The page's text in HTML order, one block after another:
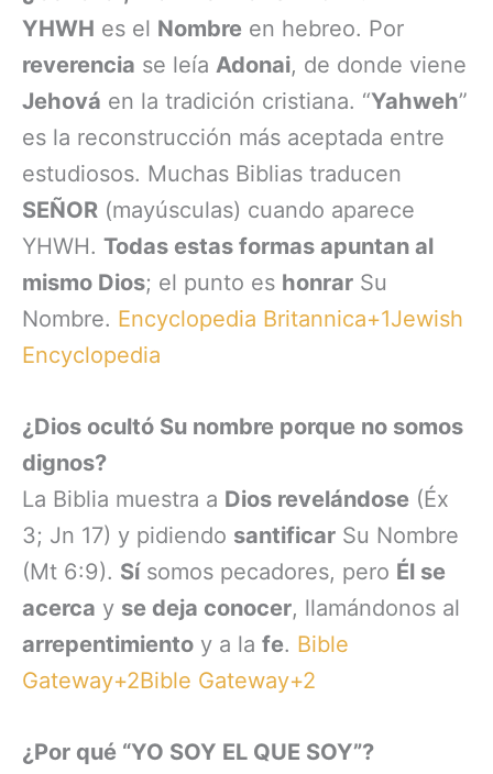
YHWH es el Nombre en hebreo. Por
reverencia se leía Adonai, de donde viene
Jehová en la tradición cristiana. “Yahweh”
es la reconstrucción más aceptada entre
estudiosos. Muchas Biblias traducen
SEÑOR (mayúsculas) cuando aparece
YHWH. Todas estas formas apuntan al
mismo Dios; el punto es honrar Su
Nombre. Encyclopedia Britannica+1Jewish
Encyclopedia
¿Dios ocultó Su nombre porque no somos
dignos?
La Biblia muestra a Dios revelándose (Éx
3; Jn 17) y pidiendo santificar Su Nombre
(Mt 6:9). Sísomos pecadores, pero Él se
acerca y se deja conocer, llamándonos al
arrepentimiento y a la fe. Bible
Gateway+2Bible Gateway+2
¿Por qué “YO SOY EL QUE SOY”?